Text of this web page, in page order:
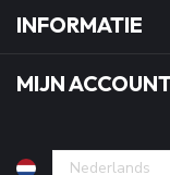
INFORMATIE
MIJN